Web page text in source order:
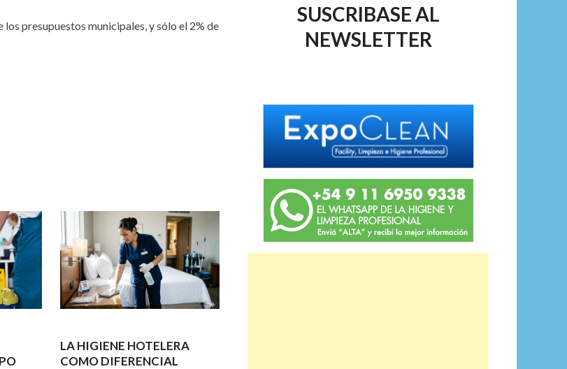
los presupuestos municipales, y sólo el 2% de
LA HIGIENE HOTELERA
COMO DIFERENCIAL
SUSCRIBASE AL
NEWSLETTER